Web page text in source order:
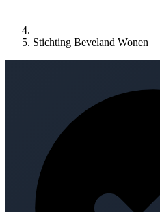
Stichting Beveland Wonen